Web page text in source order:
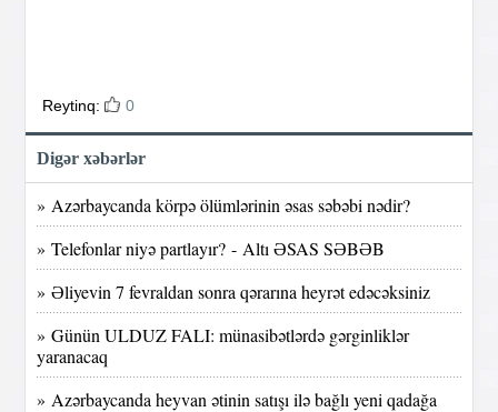
Reytinq: 0
Digər xəbərlər
» Azərbaycanda körpə ölümlərinin əsas səbəbi nədir?
» Telefonlar niyə partlayır? - Altı ƏSAS SƏBƏB
» Əliyevin 7 fevraldan sonra qərarına heyrət edəcəksiniz
» Günün ULDUZ FALI: münasibətlərdə gərginliklər
yaranacaq
» Azərbaycanda heyvan ətinin satışı ilə bağlı yeni qadağa